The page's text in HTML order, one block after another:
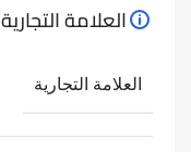
العلامة التجارية
العلامة التجارية